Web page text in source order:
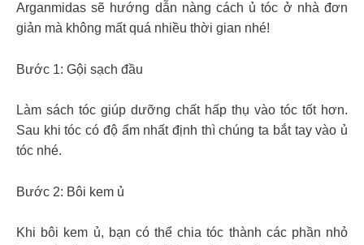
Arganmidas sẽ hướng dẫn nàng cách ủ tóc ở nhà đơn
giản mà không mất quá nhiều thời gian nhé!
Bước 1: Gội sạch đầu
Làm sách tóc giúp dưỡng chất hấp thụ vào tóc tốt hơn.
Sau khi tóc có độ ẩm nhất định thì chúng ta bắt tay vào ủ
tóc nhé.
Bước 2: Bôi kem ủ
Khi bôi kem ủ, bạn có thể chia tóc thành các phần nhỏ